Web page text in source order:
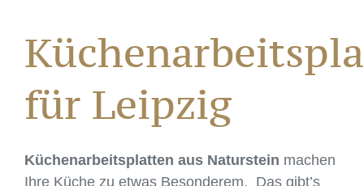
für Leipzig
Küchenarbeitsplatten aus Naturstein machen
Ihre Küche zu etwas Besonderem. Das gibt’s